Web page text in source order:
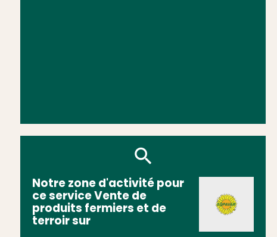
Notre zone d'activité pour
ce service Vente de
produits fermiers et de
terroir sur